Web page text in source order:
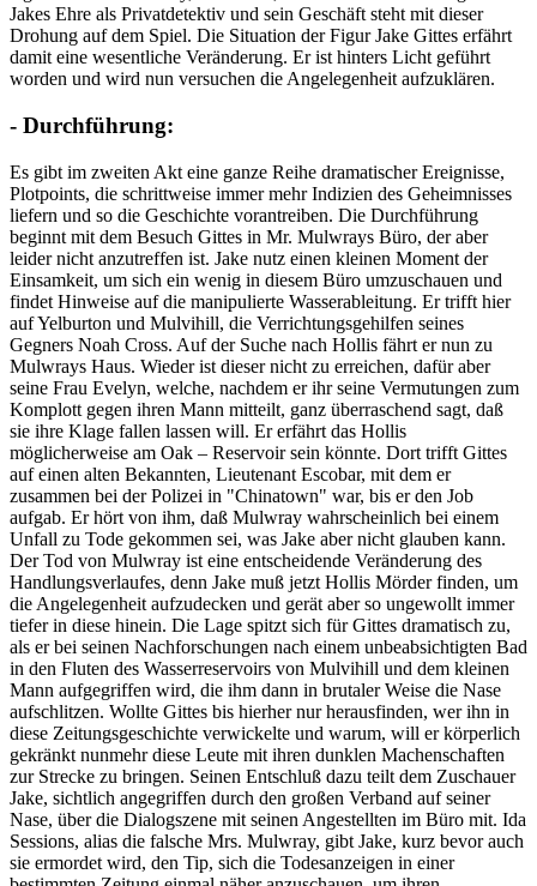
Jakes Ehre als Privatdetektiv und sein Geschäft steht mit dieser
Drohung auf dem Spiel. Die Situation der Figur Jake Gittes erfährt
damit eine wesentliche Veränderung. Er ist hinters Licht geführt
worden und wird nun versuchen die Angelegenheit aufzuklären.
- Durchführung:
Es gibt im zweiten Akt eine ganze Reihe dramatischer Ereignisse,
Plotpoints, die schrittweise immer mehr Indizien des Geheimnisses
liefern und so die Geschichte vorantreiben. Die Durchführung
beginnt mit dem Besuch Gittes in Mr. Mulwrays Büro, der aber
leider nicht anzutreffen ist. Jake nutz einen kleinen Moment der
Einsamkeit, um sich ein wenig in diesem Büro umzuschauen und
findet Hinweise auf die manipulierte Wasserableitung. Er trifft hier
auf Yelburton und Mulvihill, die Verrichtungsgehilfen seines
Gegners Noah Cross. Auf der Suche nach Hollis fährt er nun zu
Mulwrays Haus. Wieder ist dieser nicht zu erreichen, dafür aber
seine Frau Evelyn, welche, nachdem er ihr seine Vermutungen zum
Komplott gegen ihren Mann mitteilt, ganz überraschend sagt, daß
sie ihre Klage fallen lassen will. Er erfährt das Hollis
möglicherweise am Oak – Reservoir sein könnte. Dort trifft Gittes
auf einen alten Bekannten, Lieutenant Escobar, mit dem er
zusammen bei der Polizei in "Chinatown" war, bis er den Job
aufgab. Er hört von ihm, daß Mulwray wahrscheinlich bei einem
Unfall zu Tode gekommen sei, was Jake aber nicht glauben kann.
Der Tod von Mulwray ist eine entscheidende Veränderung des
Handlungsverlaufes, denn Jake muß jetzt Hollis Mörder finden, um
die Angelegenheit aufzudecken und gerät aber so ungewollt immer
tiefer in diese hinein. Die Lage spitzt sich für Gittes dramatisch zu,
als er bei seinen Nachforschungen nach einem unbeabsichtigten Bad
in den Fluten des Wasserreservoirs von Mulvihill und dem kleinen
Mann aufgegriffen wird, die ihm dann in brutaler Weise die Nase
aufschlitzen. Wollte Gittes bis hierher nur herausfinden, wer ihn in
diese Zeitungsgeschichte verwickelte und warum, will er körperlich
gekränkt nunmehr diese Leute mit ihren dunklen Machenschaften
zur Strecke zu bringen. Seinen Entschluß dazu teilt dem Zuschauer
Jake, sichtlich angegriffen durch den großen Verband auf seiner
Nase, über die Dialogszene mit seinen Angestellten im Büro mit. Ida
Sessions, alias die falsche Mrs. Mulwray, gibt Jake, kurz bevor auch
sie ermordet wird, den Tip, sich die Todesanzeigen in einer